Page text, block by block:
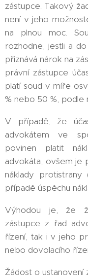
zástupce. Takový
není v jeho
na plnou moc.
rozhodne, jestli a
přiznává nárok na
právní zástupce
platí soud v míře
% nebo 50 %,
V případě, že
advokátem ve
povinen platit
advokáta, ovšem je
náklady
případě úspěchu
Výhodou je, že
zástupce z řad
řízení, tak i v jeho
nebo dovolacího
Žádost o